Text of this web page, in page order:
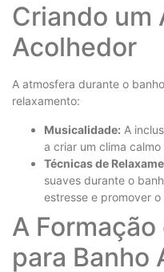
Criando um
Acolhedor
A atmosfera durante o
relaxamento:
Musicalidade: A
a criar um clima
Técnicas de
suaves durante o
estresse e promover
A
para Banho